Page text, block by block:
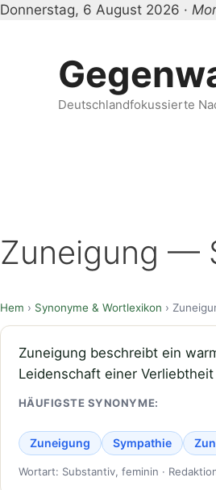
Donnerstag, 6 August 2026 ·
Deutschlandfokussierte
Zuneigung —
Hem › Synonyme & Wortlexikon ›
Zuneigung beschreibt ein
Leidenschaft einer
HÄUFIGSTE SYNONYME:
Zuneigung Sympathie
Wortart: Substantiv, feminin ·